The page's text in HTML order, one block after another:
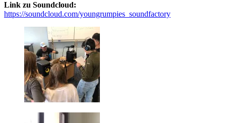
Link zu Soundcloud:
https://soundcloud.com/youngrumpies_soundfactory